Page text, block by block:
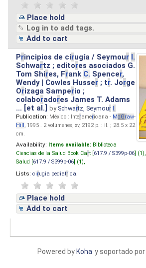
Place hold
Log in to add tags.
Add to cart
Principios de cirugía / Seymour I.
Schwartz ; editores asociados G.
Tom Shires, Frank C. Spencer,
Wendy | Cowles Husser ; tr. Jorge
Orizaga Samperio ;
colaboradores James T. Adams
... [et al.]by Schwartz, Seymour I.
Publication: México : Interamericana - McGraw-
Hill, 1995 . 2 volúmenes, xv, 2192 p. : il. ; 28.5 x 22
cm.
Availability: Items available: Biblioteca
Ciencias de la Salud Book Cart [ 617.9 / S399p-06 ] (1),
Salud [ 617.9 / S399p-06 ] (1),
Lists: cirugia pediatrica
Place hold
Add to cart
y soportado por
Powered by Koha